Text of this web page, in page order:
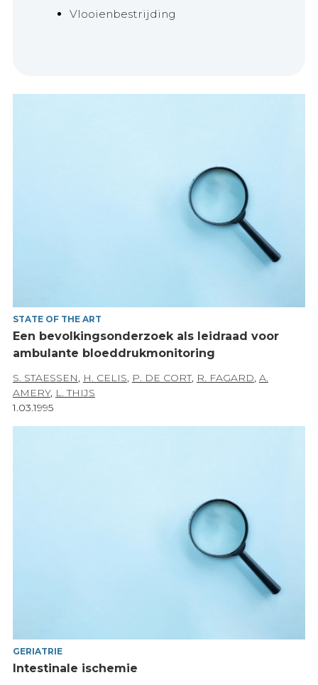
Vlooienbestrijding
STATE OF THE ART
Een bevolkingsonderzoek als leidraad voor
ambulante bloeddrukmonitoring
S. STAESSEN, H. CELIS, P. DE CORT, R. FAGARD, A.
AMERY, L. THIJS
1.03.1995
GERIATRIE
Intestinale ischemie